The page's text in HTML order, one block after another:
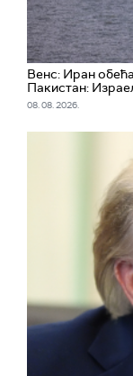
Венс: Иран
Пакистан:
08. 08. 2026.